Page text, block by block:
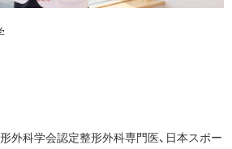
外科学会認定整形外科専門医、日本スポー